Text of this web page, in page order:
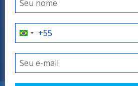
Arrey Beach Hotel
PARNAÍBA - PIAUÍ
O refúgio